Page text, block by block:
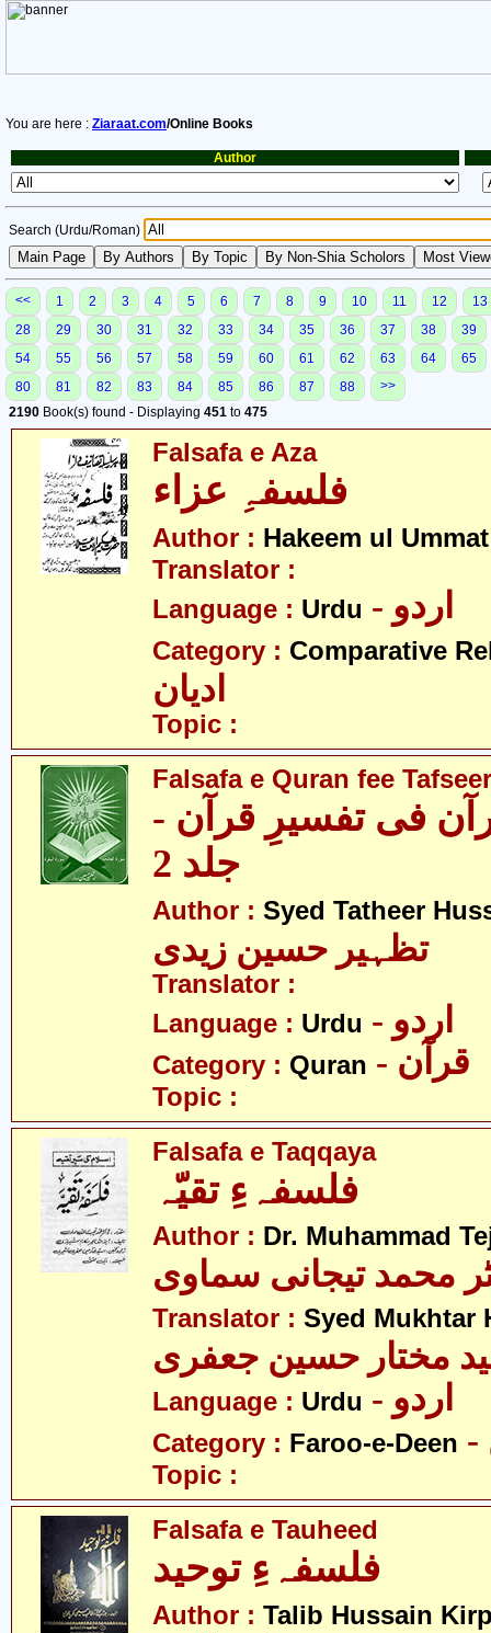
You are here : Ziaraat.com/Online Books
Author
Search (Urdu/Roman)
<< 1 2 3 4 5 6 7 8 9 10 11 12
13
28
29 30 31 32 33 34 35 36 37 38
39
54
55 56 57 58 59 60 61 62 63 64
65
80
81 82 83 84 85 86 87 88
>>
2190 Book(s) found - Displaying 451 to 475
Falsafa e Aza
فلسفہِ عزاء
Author : Hakeem ul Ummat
Translator :
Language : Urdu - اردو
Category : Comparative
ادیان
Topic :
Falsafa e Quran fee
فی تفسیرِ قرآن -
جلد 2
Author : Syed Tatheer
تظہیر حسین زیدی
Translator :
Language : Urdu - اردو
Category : Quran - قرآن
Topic :
Falsafa e Taqqaya
فلسفہءِ تقیّہ
Author : Dr. Muhammad
محمد تیجانی سماوی
Translator : Syed Mukhtar
مختار حسین جعفری
Language : Urdu - اردو
Category : Faroo-e-Deen
Topic :
Falsafa e Tauheed
فلسفہءِ توحید
Author : Talib Hussain